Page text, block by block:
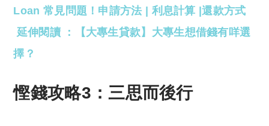
Loan 常見問題！申請方法 | 利息計算 |還款方式
延伸閱讀 ：【大專生貸款】大專生想借錢有咩選
擇？
慳錢攻略3：三思而後行